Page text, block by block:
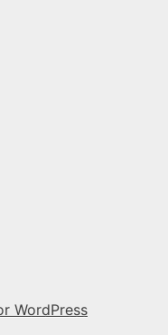
WordPress